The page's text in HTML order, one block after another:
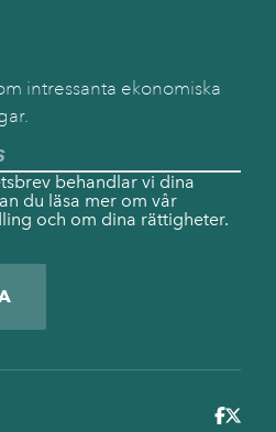
intressanta ekonomiska
behandlar vi dina
du läsa mer om vår
och om dina rättigheter.